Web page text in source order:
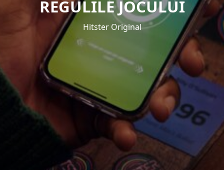
REGULILE JOCULUI
Hitster Original